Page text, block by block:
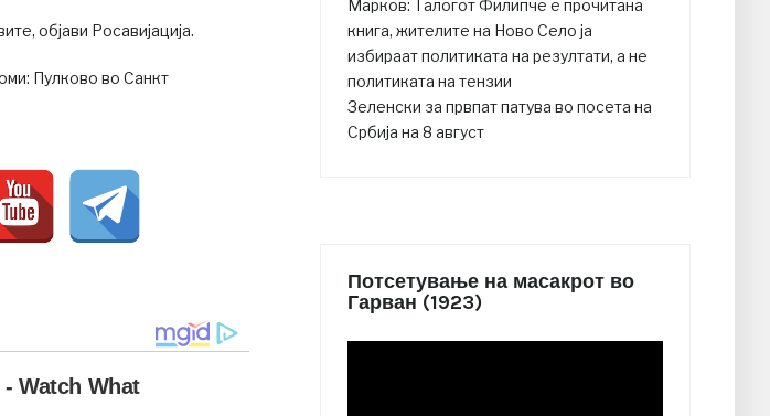
објави Росавијација.
Пулково во Санкт
Марков: Талогот Филипче е прочитана
книга, жителите на Ново Село ја
избираат политиката на резултати, а не
политиката на тензии
Зеленски за првпат патува во посета на
Србија на 8 август
Потсетување на масакрот во
Гарван (1923)